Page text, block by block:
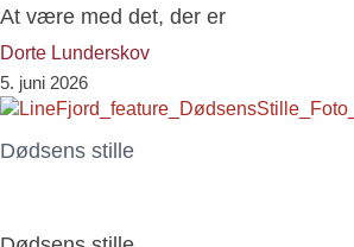
At være med det, der er
Dorte Lunderskov
5. juni 2026
Dødsens stille